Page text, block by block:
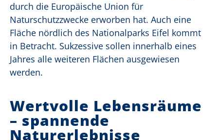
durch die Europäische Union für
Naturschutzzwecke erworben hat. Auch eine
Fläche nördlich des Nationalparks Eifel kommt
in Betracht. Sukzessive sollen innerhalb eines
Jahres alle weiteren Flächen ausgewiesen
werden.
Wertvolle Lebensräume
– spannende
Naturerlebnisse